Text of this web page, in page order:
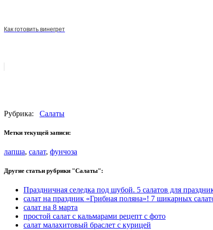
Как готовить винегрет
Рубрика: Салаты
Метки текущей записи:
лапша, салат, фунчоза
Другие статьи рубрики "Салаты":
Праздничная селедка под шубой. 5 салатов для
салат на праздник «Грибная поляна»! 7 шикарных
салат на 8 марта
простой салат с кальмарами рецепт с фото
салат малахитовый браслет с курицей